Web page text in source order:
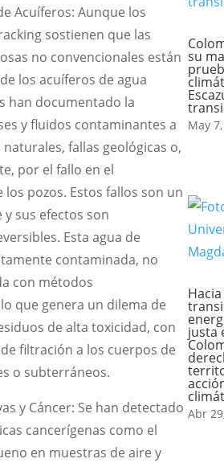
Acuíferos: Aunque los
sostienen que las
no convencionales están
los acuíferos de agua
han documentado la
y fluidos contaminantes a
fallas geológicas o,
por el fallo en el
pozos. Estos fallos son un
sus efectos son
Esta agua de
contaminada, no
con métodos
que genera un dilema de
de alta toxicidad, con
filtración a los cuerpos de
o subterráneos.
y Cáncer: Se han detectado
cancerígenas como el
en muestras de aire y
su
May
justa
Abr